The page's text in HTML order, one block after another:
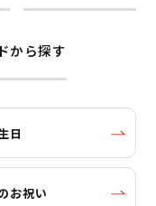
から探す
日
お祝い